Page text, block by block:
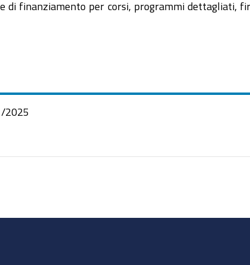
di finanziamento per corsi, programmi dettagliati,
2025